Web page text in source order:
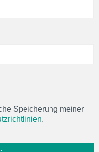
Speicherung meiner
.